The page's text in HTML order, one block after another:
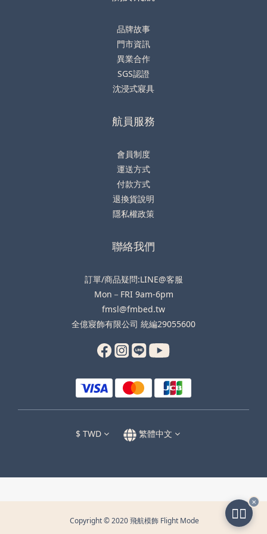
品牌故事
門市資訊
異業合作
SGS認證
沈浸式寢具
航員服務
會員制度
運送方式
付款方式
退換貨說明
隱私權政策
聯絡我們
訂單/商品疑問:LINE@客服
Mon－FRI 9am-6pm
fmsl@fmbed.tw
全億寢飾有限公司 統編29055600
$ TWD 繁體中文
Copyright © 2020 飛航模飾 Flight Mode 🧑‍✈️
✕